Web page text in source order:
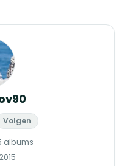
Volgen
albums